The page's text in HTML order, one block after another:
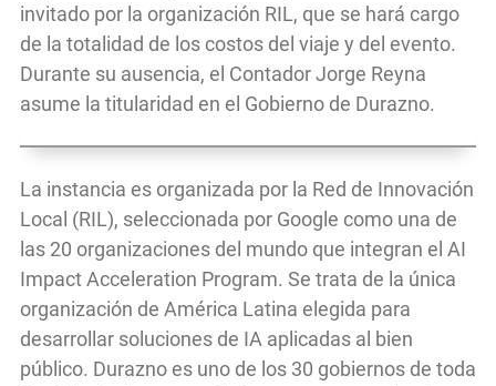
invitado por la organización RIL, que se hará cargo
de la totalidad de los costos del viaje y del evento.
Durante su ausencia, el Contador Jorge Reyna
asume la titularidad en el Gobierno de Durazno.
La instancia es organizada por la Red de Innovación
Local (RIL), seleccionada por Google como una de
las 20 organizaciones del mundo que integran el AI
Impact Acceleration Program. Se trata de la única
organización de América Latina elegida para
desarrollar soluciones de IA aplicadas al bien
público. Durazno es uno de los 30 gobiernos de toda